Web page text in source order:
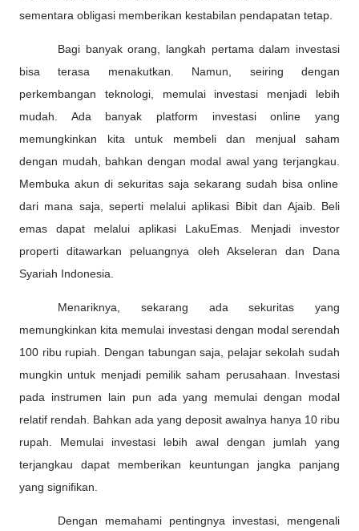
sementara obligasi memberikan kestabilan pendapatan tetap.
Bagi banyak orang, langkah pertama dalam investasi
bisa terasa menakutkan. Namun, seiring dengan
perkembangan teknologi, memulai investasi menjadi lebih
mudah. Ada banyak platform investasi online yang
memungkinkan kita untuk membeli dan menjual saham
dengan mudah, bahkan dengan modal awal yang terjangkau.
Membuka akun di sekuritas saja sekarang sudah bisa online
dari mana saja, seperti melalui aplikasi Bibit dan Ajaib. Beli
emas dapat melalui aplikasi LakuEmas. Menjadi investor
properti ditawarkan peluangnya oleh Akseleran dan Dana
Syariah Indonesia.
Menariknya, sekarang ada sekuritas yang
memungkinkan kita memulai investasi dengan modal serendah
100 ribu rupiah. Dengan tabungan saja, pelajar sekolah sudah
mungkin untuk menjadi pemilik saham perusahaan . Investasi
pada instrumen lain pun ada yang memulai dengan modal
relatif rendah. Bahkan ada yang deposit awalnya hanya 10 ribu
rupah. Memulai investasi lebih awal dengan jumlah yang
terjangkau dapat memberikan keuntungan jangka panjang
yang signifikan.
Dengan memahami pentingnya investasi, mengenali